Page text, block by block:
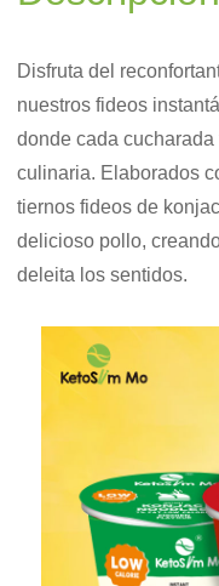
Disfruta del
nuestros fideos
donde cada
culinaria. Elaborados
tiernos fideos de
delicioso pollo,
deleita los sentidos.